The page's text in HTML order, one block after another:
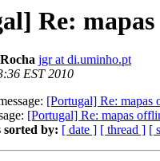
Re:
jgr at di.uminho.pt
EST 2010
[Portugal] Re: mapas
[Portugal] Re: mapas
sorted by: [ date ] [ thread ] [